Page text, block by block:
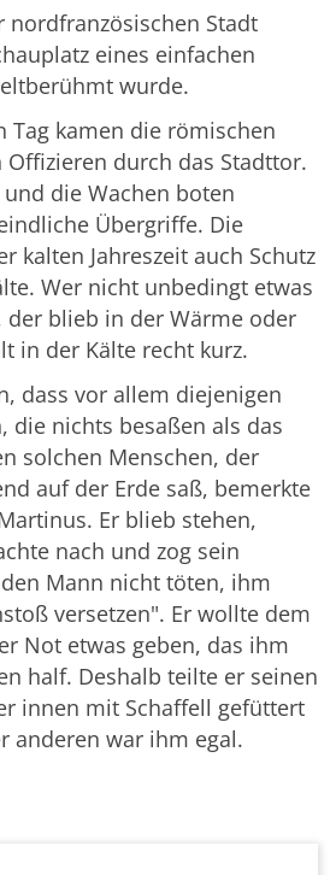
nordfranzösischen Stadt
eines einfachen
wurde.
Tag kamen die römischen
durch das Stadttor.
die Wachen boten
Übergriffe. Die
kalten Jahreszeit auch Schutz
Wer nicht unbedingt etwas
der blieb in der Wärme oder
in der Kälte recht kurz.
dass vor allem diejenigen
die nichts besaßen als das
solchen Menschen, der
auf der Erde saß, bemerkte
Er blieb stehen,
nach und zog sein
Mann nicht töten, ihm
versetzen". Er wollte dem
Not etwas geben, das ihm
half. Deshalb teilte er seinen
innen mit Schaffell gefüttert
anderen war ihm egal.